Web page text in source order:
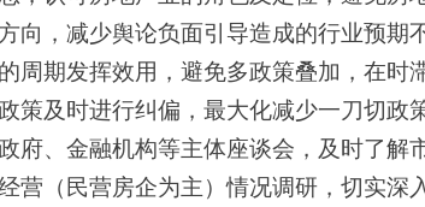
向，减少舆论负面引导造成的行业预期
周期发挥效用，避免多政策叠加，在时
策及时进行纠偏，最大化减少一刀切政
府、金融机构等主体座谈会，及时了解
营（民营房企为主）情况调研，切实深